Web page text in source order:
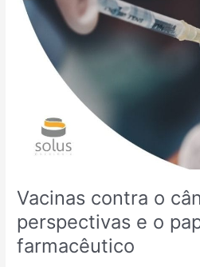
Vacinas contra o
perspectivas e o
farmacêutico
Avanços,
perspectivas